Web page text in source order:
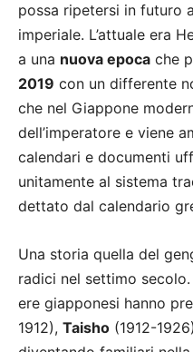
possa ripetersi in futuro
imperiale. L’attuale era
a una nuova epoca che
2019 con un differente
che nel Giappone
dell’imperatore e viene
calendari e documenti
unitamente al sistema
dettato dal calendario
Una storia quella del
radici nel settimo
ere giapponesi hanno
1912), Taisho (1912-